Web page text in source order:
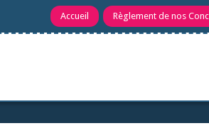
Accueil Règlement de nos